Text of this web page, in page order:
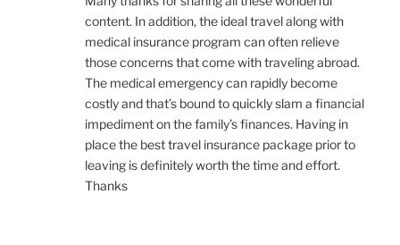
content. In addition, the ideal travel along with
medical insurance program can often relieve
those concerns that come with traveling abroad.
The medical emergency can rapidly become
costly and that’s bound to quickly slam a financial
impediment on the family’s finances. Having in
place the best travel insurance package prior to
leaving is definitely worth the time and effort.
Thanks